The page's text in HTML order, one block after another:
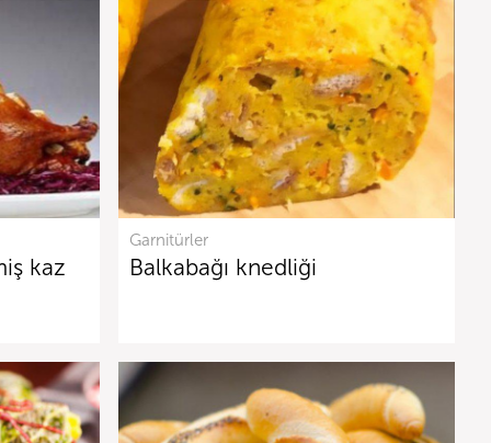
kaz
Garnitürler
Balkabağı knedliği